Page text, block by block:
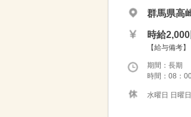
群馬県高
時給2,000
【給与備考
期間：長
時間：08：
水曜日 日曜